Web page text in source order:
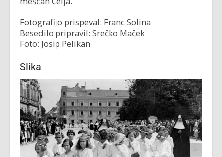
Fotografijo prispeval: Franc Solina
Besedilo pripravil: Srečko Maček
Foto: Josip Pelikan
Slika